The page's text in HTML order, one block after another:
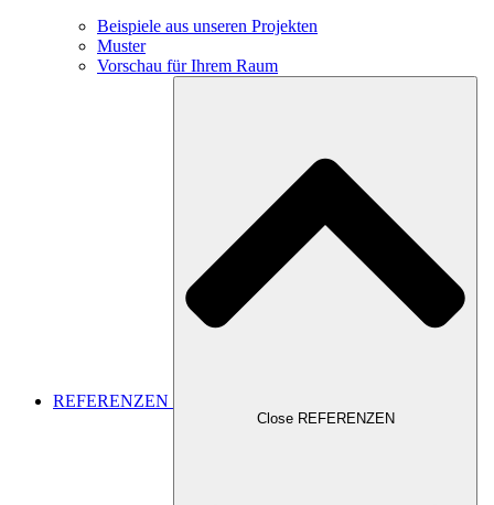
Beispiele aus unseren Projekten
Muster
Vorschau für Ihrem Raum
REFERENZEN
Close REFERENZEN